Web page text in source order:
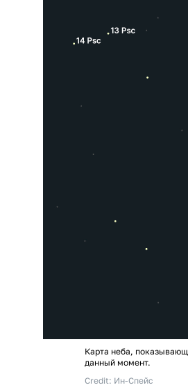
Карта неба,
данный момент.
Credit: Ин-Спейс